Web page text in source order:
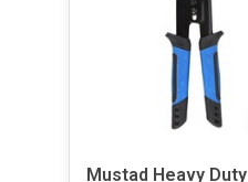
Mustad Heavy Duty